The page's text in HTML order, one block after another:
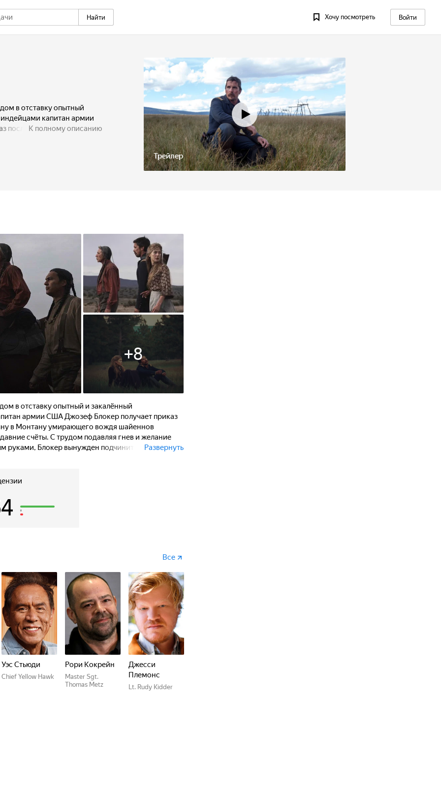
Найти Хочу посмотреть Войти
Трейлер
в отставку опытный
капитан армии
после 7 лет плена
врага собственным
К полному описанию
+8
в отставку опытный и закалённый
армии США Джозеф Блокер получает приказ
в Монтану умирающего вождя шайеннов
счёты. С трудом подавляя гнев и желание
руками, Блокер вынужден подчиниться и с
обезумевшую от горя вдову — на её глазах
Развернуть
Все
Уэс Стьюди
Chief Yellow Hawk
Рори Кокрейн
Master Sgt.
Thomas Metz
Джесси
Племонс
Lt. Rudy Kidder